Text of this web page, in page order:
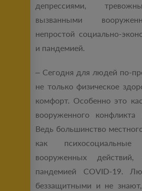
депрессиями,
вызванными
непростой социально-
и пандемией.
– Сегодня для людей по-
не только физическое
комфорт. Особенно это
вооруженного
Ведь большинство
как
вооруженных
пандемией COVID-19.
беззащитными и не